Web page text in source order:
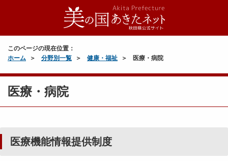
このページの現在位置：
ホーム
分野別一覧 健康・福祉 医療・病院
医療・病院
医療機能情報提供制度